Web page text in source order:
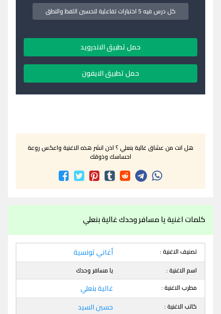
كل درس فيه 5 اختبارات تفاعلية لتحسين اللفظ والنطق
حمل تطبيق الاندرويد
حمل تطبيق الايفون
هل انت من عشاق غالية بنعلي ؟ اذن انشر هذه الاغنية واعكس روعة
احساسك وذوقك
كلمات اغنية يا مسافر وحدك غالية بنعلي
تصنيف الاغنية : أغاني تونسية
اسم الاغنية :
يا مسافر وحدك
مطرب الاغنية :
غالية بنعلي
كاتب الاغنية : حسين السيد